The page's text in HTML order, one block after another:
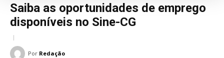
Saiba as oportunidades de emprego
disponíveis no Sine-CG
Por Redação